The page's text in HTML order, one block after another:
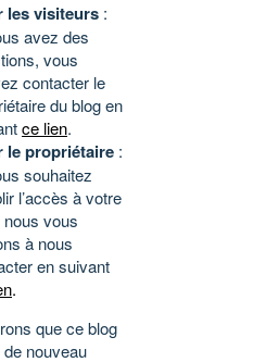
les visiteurs :
avez des
vous
contacter le
du blog en
ce lien.
le propriétaire :
souhaitez
l’accès à votre
nous vous
à nous
en suivant
.
que ce blog
nouveau